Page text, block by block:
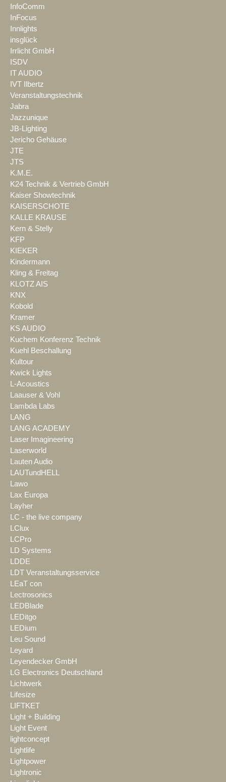
InfoComm
InFocus
Innlights
insglück
Irrlicht GmbH
ISDV
IT AUDIO
IVT Ilbertz
Veranstaltungstechnik
Jabra
Jazzunique
JB-Lighting
Jericho Gehäuse
JTE
JTS
K.M.E.
K24 Technik & Vertrieb GmbH
Kaiser Showtechnik
KAISERSCHOTE
KALLE KRAUSE
Kern & Stelly
KFP
KIEKER
Kindermann
Kling & Freitag
KLOTZ AIS
KNX
Kobold
Kramer
KS AUDIO
Kuchem Konferenz Technik
Kuehl Beschallung
Kultour
Kwick Lights
L-Acoustics
Laauser & Vohl
Lambda Labs
LANG
LANG ACADEMY
Laser Imagineering
Laserworld
Lauten Audio
LAUTundHELL
Lawo
Lax Europa
Layher
LC - the live company
LClux
LCPro
LD Systems
LDDE
LDT Veranstaltungsservice
LEaT con
Lectrosonics
LEDBlade
LEDitgo
LEDium
Leu Sound
Leyard
Leyendecker GmbH
LG Electronics Deutschland
Lichtwerk
Lifesize
LIFTKET
Light + Building
Light Event
lightconcept
Lightlife
Lightpower
Lightronic